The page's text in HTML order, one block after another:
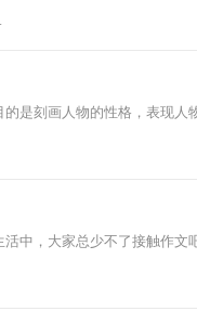
是刻画人物的性格，表现人
中，大家总少不了接触作